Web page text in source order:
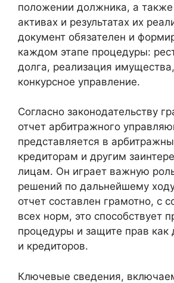
положении должника, а
активах и результатах их
документ обязателен и
каждом этапе процедуры:
долга, реализация
конкурсное управление.
Согласно законодательству
отчет арбитражного
представляется в
кредиторам и другим
лицам. Он играет важную
решений по дальнейшему
отчет составлен грамотно, с
всех норм, это способствует
процедуры и защите прав как
и кредиторов.
Ключевые сведения,